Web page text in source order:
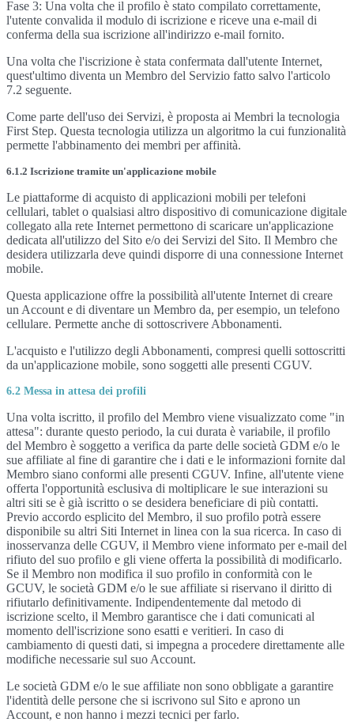
Fase 3: Una volta che il profilo è stato compilato correttamente,
l'utente convalida il modulo di iscrizione e riceve una e-mail di
conferma della sua iscrizione all'indirizzo e-mail fornito.
Una volta che l'iscrizione è stata confermata dall'utente Internet,
quest'ultimo diventa un Membro del Servizio fatto salvo l'articolo
7.2 seguente.
Come parte dell'uso dei Servizi, è proposta ai Membri la tecnologia
First Step. Questa tecnologia utilizza un algoritmo la cui funzionalità
permette l'abbinamento dei membri per affinità.
6.1.2 Iscrizione tramite un'applicazione mobile
Le piattaforme di acquisto di applicazioni mobili per telefoni
cellulari, tablet o qualsiasi altro dispositivo di comunicazione digitale
collegato alla rete Internet permettono di scaricare un'applicazione
dedicata all'utilizzo del Sito e/o dei Servizi del Sito. Il Membro che
desidera utilizzarla deve quindi disporre di una connessione Internet
mobile.
Questa applicazione offre la possibilità all'utente Internet di creare
un Account e di diventare un Membro da, per esempio, un telefono
cellulare. Permette anche di sottoscrivere Abbonamenti.
L'acquisto e l'utilizzo degli Abbonamenti, compresi quelli sottoscritti
da un'applicazione mobile, sono soggetti alle presenti CGUV.
6.2 Messa in attesa dei profili
Una volta iscritto, il profilo del Membro viene visualizzato come "in
attesa": durante questo periodo, la cui durata è variabile, il profilo
del Membro è soggetto a verifica da parte delle società GDM e/o le
sue affiliate al fine di garantire che i dati e le informazioni fornite dal
Membro siano conformi alle presenti CGUV. Infine, all'utente viene
offerta l'opportunità esclusiva di moltiplicare le sue interazioni su
altri siti se è già iscritto o se desidera beneficiare di più contatti.
Previo accordo esplicito del Membro, il suo profilo potrà essere
disponibile su altri Siti Internet in linea con la sua ricerca. In caso di
inosservanza delle CGUV, il Membro viene informato per e-mail del
rifiuto del suo profilo e gli viene offerta la possibilità di modificarlo.
Se il Membro non modifica il suo profilo in conformità con le
GCUV, le società GDM e/o le sue affiliate si riservano il diritto di
rifiutarlo definitivamente. Indipendentemente dal metodo di
iscrizione scelto, il Membro garantisce che i dati comunicati al
momento dell'iscrizione sono esatti e veritieri. In caso di
cambiamento di questi dati, si impegna a procedere direttamente alle
modifiche necessarie sul suo Account.
Le società GDM e/o le sue affiliate non sono obbligate a garantire
l'identità delle persone che si iscrivono sul Sito e aprono un
Account, e non hanno i mezzi tecnici per farlo.